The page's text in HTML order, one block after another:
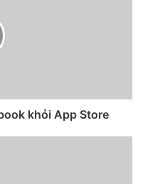
mới được sử dụng để
hoạt cảnh thực tế nhất.
khỏi App Store